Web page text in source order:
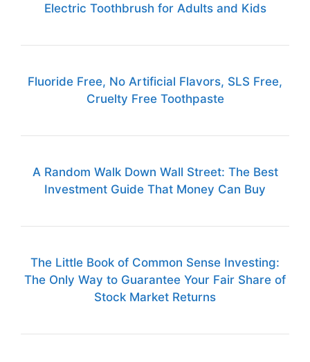
Electric Toothbrush for Adults and Kids
Fluoride Free, No Artificial Flavors, SLS Free,
Cruelty Free Toothpaste
A Random Walk Down Wall Street: The Best
Investment Guide That Money Can Buy
The Little Book of Common Sense Investing:
The Only Way to Guarantee Your Fair Share of
Stock Market Returns